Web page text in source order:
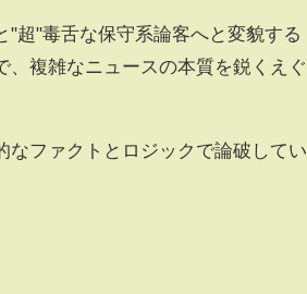
超"毒舌な保守系論客へと変貌する
、複雑なニュースの本質を鋭くえぐ
なファクトとロジックで論破してい